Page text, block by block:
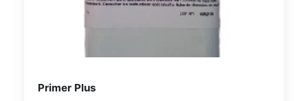
Primer Plus